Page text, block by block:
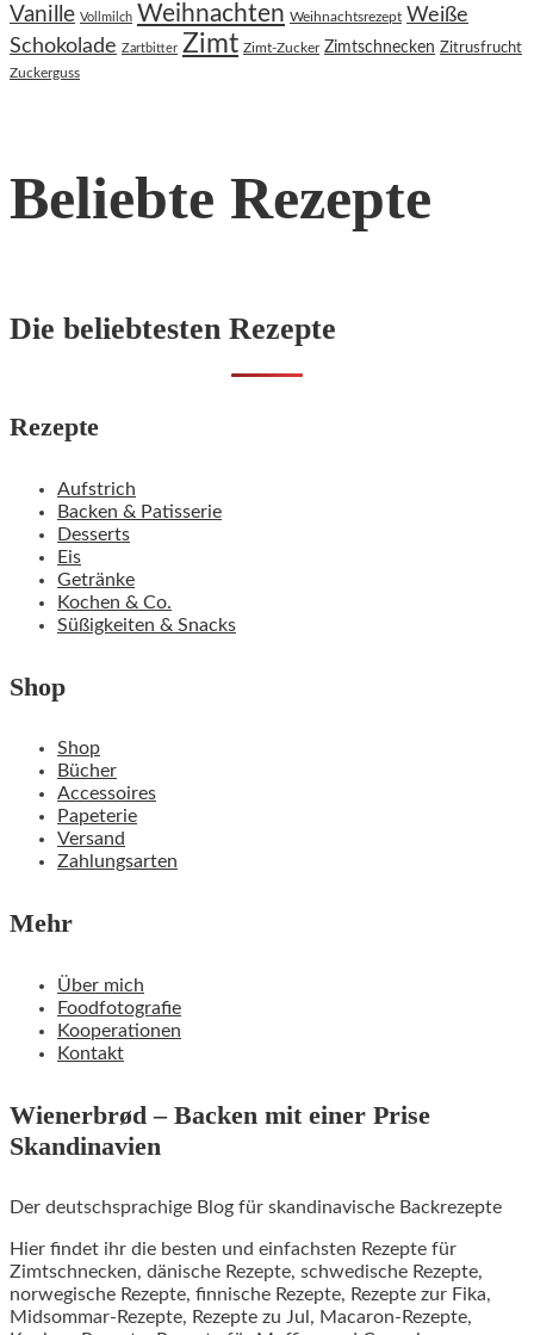
Vanille Vollmilch Weihnachten Weihnachtsrezept Weiße
Schokolade Zartbitter Zimt Zimt-Zucker Zimtschnecken Zitrusfrucht
Zuckerguss
Beliebte Rezepte
Die beliebtesten Rezepte
Rezepte
Aufstrich
Backen & Patisserie
Desserts
Eis
Getränke
Kochen & Co.
Süßigkeiten & Snacks
Shop
Shop
Bücher
Accessoires
Papeterie
Versand
Zahlungsarten
Mehr
Über mich
Foodfotografie
Kooperationen
Kontakt
Wienerbrød – Backen mit einer Prise
Skandinavien
Der deutschsprachige Blog für skandinavische Backrezepte
Hier findet ihr die besten und einfachsten Rezepte für
Zimtschnecken, dänische Rezepte, schwedische Rezepte,
norwegische Rezepte, finnische Rezepte, Rezepte zur Fika,
Midsommar-Rezepte, Rezepte zu Jul, Macaron-Rezepte,